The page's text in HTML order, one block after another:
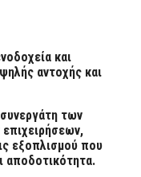
και
αντοχής και
των
επιχειρήσεων,
εξοπλισμού που
αποδοτικότητα.